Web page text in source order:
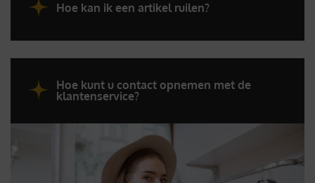
Hoe kan ik een artikel ruilen?
Hoe kunt u contact opnemen met de
klantenservice?